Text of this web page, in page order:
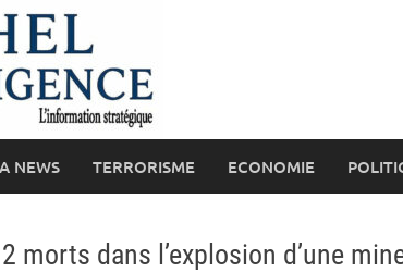
NEWS TERRORISME ECONOMIE
morts dans l’explosion d’une